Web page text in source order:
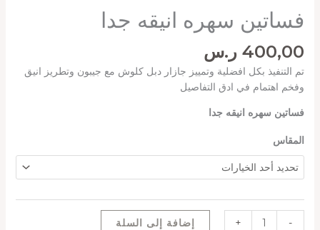
فساتين سهره انيقه جدا
400,00 ر.س
تم التنفيذ بكل افضلية وتمييز جازار دبل كلوش مع جيبون وتطريز انيق
وفخم اهتمام في ادق التفاصيل ‏
فساتين سهره انيقه جدا
المقاس
-
+ إضافة إلى السلة